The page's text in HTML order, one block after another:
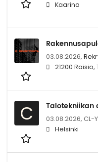
Kaarina
03.08.2026,
21200 Raisio,
C Talotekniikan
03.08.2026, CL-
Helsinki